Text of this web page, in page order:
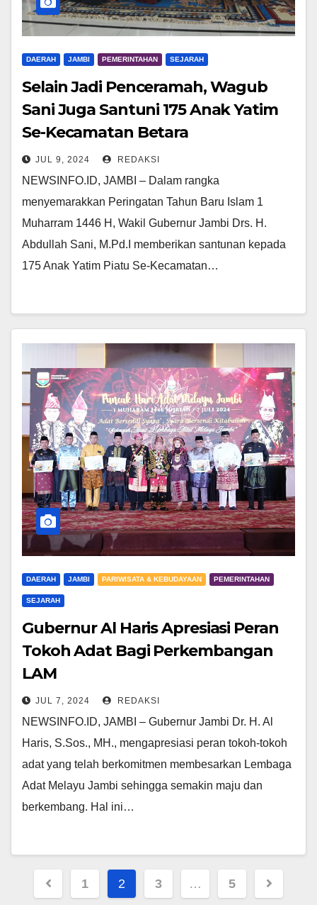
DAERAH JAMBI PEMERINTAHAN SEJARAH
Selain Jadi Penceramah, Wagub
Sani Juga Santuni 175 Anak Yatim
Se-Kecamatan Betara
JUL 9, 2024 REDAKSI
NEWSINFO.ID, JAMBI – Dalam rangka
menyemarakkan Peringatan Tahun Baru Islam 1
Muharram 1446 H, Wakil Gubernur Jambi Drs. H.
Abdullah Sani, M.Pd.I memberikan santunan kepada
175 Anak Yatim Piatu Se-Kecamatan…
DAERAH JAMBI PARIWISATA & KEBUDAYAAN PEMERINTAHAN
SEJARAH
Gubernur Al Haris Apresiasi Peran
Tokoh Adat Bagi Perkembangan
LAM
JUL 7, 2024 REDAKSI
NEWSINFO.ID, JAMBI – Gubernur Jambi Dr. H. Al
Haris, S.Sos., MH., mengapresiasi peran tokoh-tokoh
adat yang telah berkomitmen membesarkan Lembaga
Adat Melayu Jambi sehingga semakin maju dan
berkembang. Hal ini…
Navigasi
1 2 3 … 5